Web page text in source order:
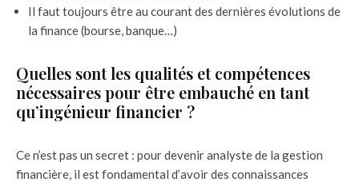
Il faut toujours être au courant des dernières évolutions de
la finance (bourse, banque…)
Quelles sont les qualités et compétences
nécessaires pour être embauché en tant
qu’ingénieur financier ?
Ce n’est pas un secret : pour devenir analyste de la gestion
financière, il est fondamental d’avoir des connaissances